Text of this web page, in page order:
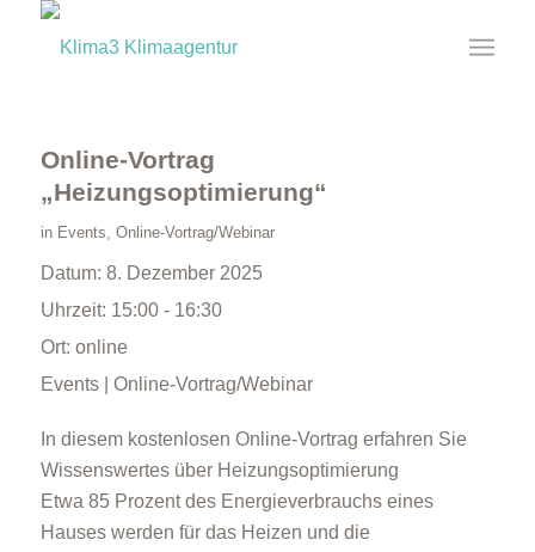
Online-Vortrag
„Heizungsoptimierung“
in Events, Online-Vortrag/Webinar
Datum: 8. Dezember 2025
Uhrzeit: 15:00 - 16:30
Ort: online
Events | Online-Vortrag/Webinar
In diesem kostenlosen Online-Vortrag erfahren Sie
Wissenswertes über Heizungsoptimierung
Etwa 85 Prozent des Energieverbrauchs eines
Hauses werden für das Heizen und die